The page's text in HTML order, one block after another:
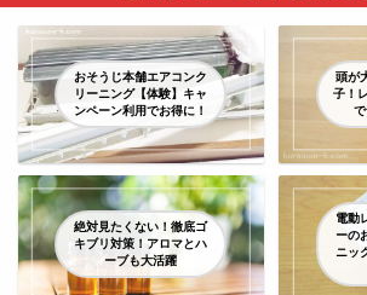
おそうじ本舗エアコンク
リーニング【体験】キャ
ンペーン利用でお得に！
頭が
子！
絶対見たくない！徹底ゴ
キブリ対策！アロマとハ
ーブも大活躍
電動
ーの
ニッ